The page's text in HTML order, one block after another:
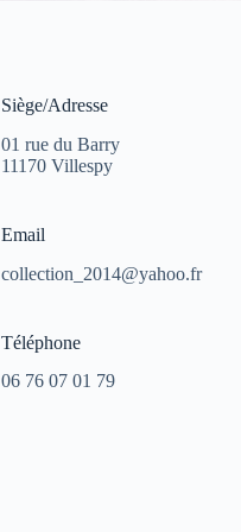
Siège/Adresse
01 rue du Barry
11170 Villespy
Email
collection_2014@yahoo.fr
Téléphone
06 76 07 01 79